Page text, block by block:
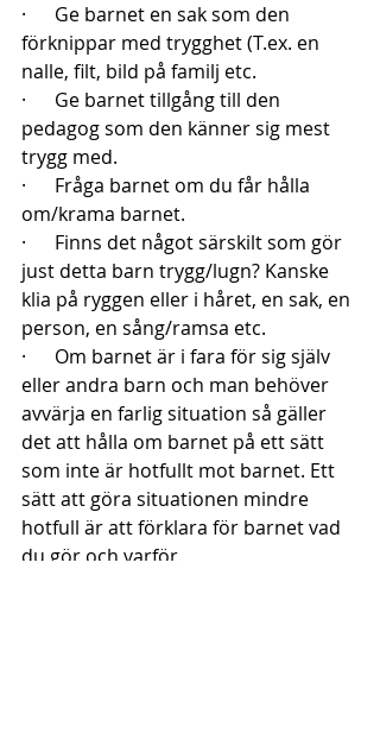
·      Ge barnet en sak som den
förknippar med trygghet (T.ex. en
nalle, filt, bild på familj etc.
·      Ge barnet tillgång till den
pedagog som den känner sig mest
trygg med.
·      Fråga barnet om du får hålla
om/krama barnet.
·      Finns det något särskilt som gör
just detta barn trygg/lugn? Kanske
klia på ryggen eller i håret, en sak, en
person, en sång/ramsa etc.
·      Om barnet är i fara för sig själv
eller andra barn och man behöver
avvärja en farlig situation så gäller
det att hålla om barnet på ett sätt
som inte är hotfullt mot barnet. Ett
sätt att göra situationen mindre
hotfull är att förklara för barnet vad
du gör och varför.